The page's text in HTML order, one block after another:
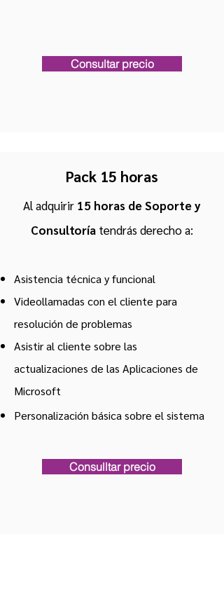
Consultar precio
Pack 15 horas
Al adquirir 15 horas de Soporte y
Consultoría tendrás derecho a:
Asistencia técnica y funcional
Videollamadas con el cliente para
resolución de problemas
Asistir al cliente sobre las
actualizaciones de las Aplicaciones de
Microsoft
Personalización básica sobre el sistema
Consulltar precio